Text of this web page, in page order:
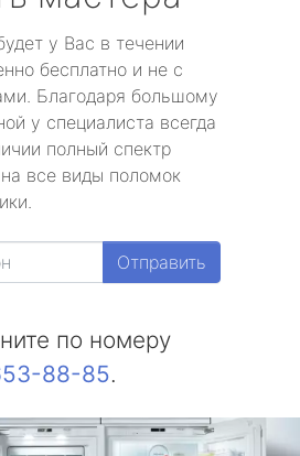
у Вас в течении
бесплатно и не с
Благодаря большому
у специалиста всегда
полный спектр
все виды поломок
Отправить
по номеру
88-85.